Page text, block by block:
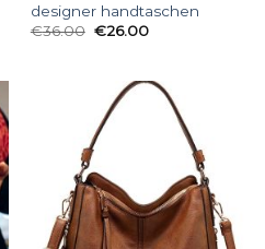
designer handtaschen
€36.00 €26.00